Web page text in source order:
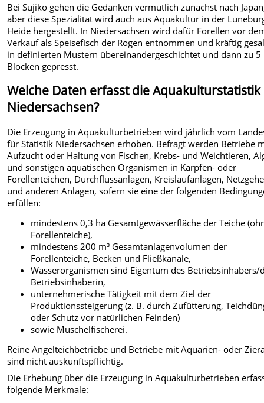
Bei Sujiko gehen die Gedanken vermutlich zunächst nach
aber diese Spezialität wird auch aus Aquakultur in der
Heide hergestellt. In Niedersachsen wird dafür Forellen vor
Verkauf als Speisefisch der Rogen entnommen und kräftig
in definierten Mustern übereinandergeschichtet und dann zu 5
Blöcken gepresst.
Welche Daten erfasst die Aquakulturstatistik
Niedersachsen?
Die Erzeugung in Aquakulturbetrieben wird jährlich vom
für Statistik Niedersachsen erhoben. Befragt werden Betriebe
Aufzucht oder Haltung von Fischen, Krebs- und Weichtieren,
und sonstigen aquatischen Organismen in Karpfen- oder
Forellenteichen, Durchflussanlagen, Kreislaufanlagen,
und anderen Anlagen, sofern sie eine der folgenden
erfüllen:
mindestens 0,3 ha Gesamtgewässerfläche der Teiche
Forellenteiche),
mindestens 200 m³ Gesamtanlagenvolumen der
Forellenteiche, Becken und Fließkanäle,
Wasserorganismen sind Eigentum des Betriebsinhabers/
Betriebsinhaberin,
unternehmerische Tätigkeit mit dem Ziel der
Produktionssteigerung (z. B. durch Zufütterung,
oder Schutz vor natürlichen Feinden)
sowie Muschelfischerei.
Reine Angelteichbetriebe und Betriebe mit Aquarien- oder
sind nicht auskunftspflichtig.
Die Erhebung über die Erzeugung in Aquakulturbetrieben
folgende Merkmale: